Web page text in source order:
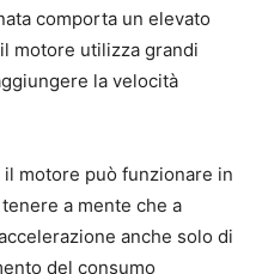
comporta un elevato
motore utilizza grandi
la velocità
motore può funzionare in
a mente che a
anche solo di
del consumo